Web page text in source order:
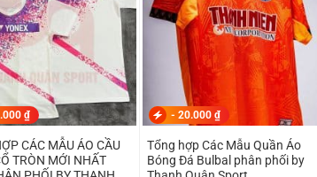
₫
CÁC MẪU ÁO CẦU
TRÒN MỚI NHẤT
- 20.000 ₫
Tổng hợp Các Mẫu Quần Áo
Bóng Đá Bulbal phân phối by